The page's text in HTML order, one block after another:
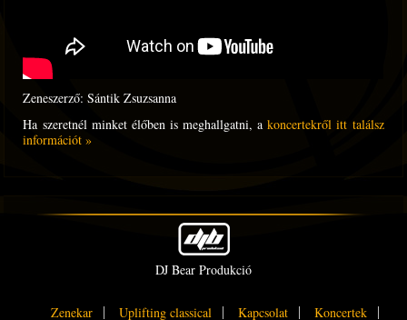
Zeneszerző: Sántik Zsuzsanna
Ha szeretnél minket élőben is meghallgatni, akoncertekről itt találsz
információt »
DJ Bear Produkció
Zenekar Uplifting classical Kapcsolat Koncertek